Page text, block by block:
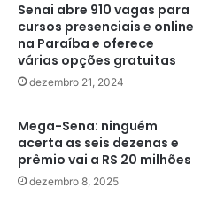
Senai abre 910 vagas para
cursos presenciais e online
na Paraíba e oferece
várias opções gratuitas
dezembro 21, 2024
Mega-Sena: ninguém
acerta as seis dezenas e
prêmio vai a RS 20 milhões
dezembro 8, 2025